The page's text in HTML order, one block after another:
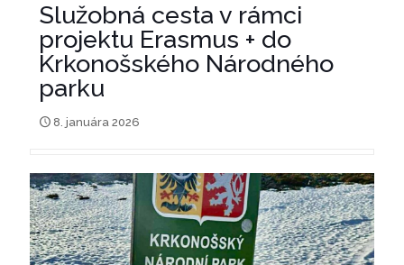
Služobná cesta v rámci
projektu Erasmus + do
Krkonošského Národného
parku
8. januára 2026